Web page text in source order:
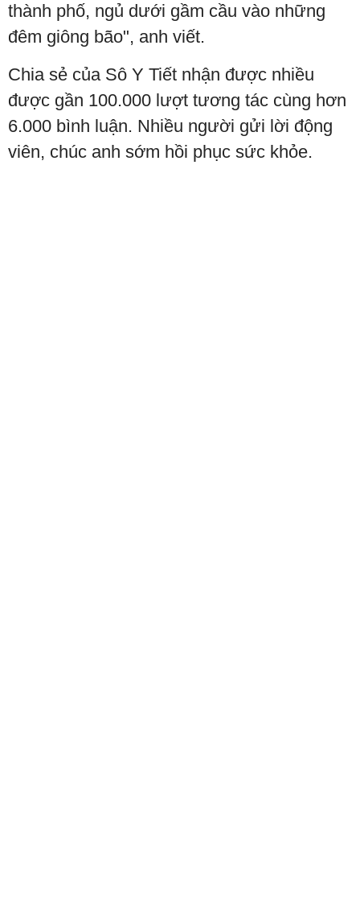
thành phố, ngủ dưới gầm cầu vào những
đêm giông bão", anh viết.
Chia sẻ của Sô Y Tiết nhận được nhiều
được gần 100.000 lượt tương tác cùng hơn
6.000 bình luận. Nhiều người gửi lời động
viên, chúc anh sớm hồi phục sức khỏe.